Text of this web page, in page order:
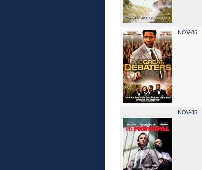
NOV-86
NOV-85